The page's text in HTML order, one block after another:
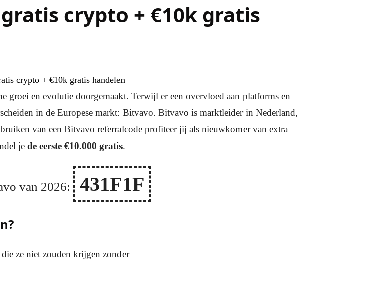
crypto + €10k gratis
crypto + €10k gratis handelen
groei en evolutie doorgemaakt. Terwijl er een overvloed aan platforms en
in de Europese markt: Bitvavo. Bitvavo is marktleider in Nederland,
van een Bitvavo referralcode profiteer jij als nieuwkomer van extra
je de eerste €10.000 gratis.
van 2026: 431F1F
ze niet zouden krijgen zonder